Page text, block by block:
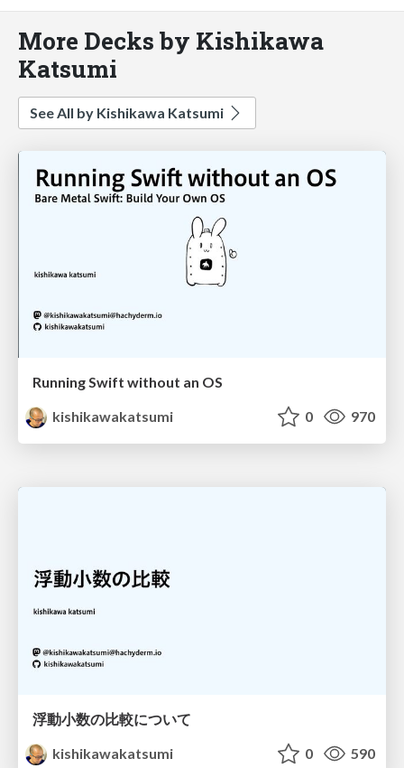
More Decks by Kishikawa
Katsumi
See All by Kishikawa Katsumi
Running Swift without an OS
kishikawakatsumi
0 970
浮動小数の比較について
kishikawakatsumi
0 590